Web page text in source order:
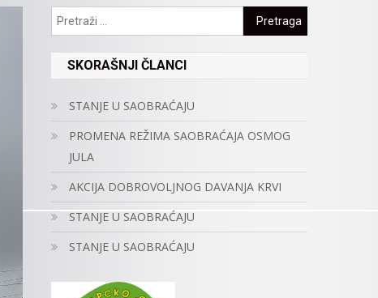
Pretraga:
SKORAŠNJI ČLANCI
STANJE U SAOBRAĆAJU
PROMENA REŽIMA SAOBRAĆAJA OSMOG
JULA
AKCIJA DOBROVOLJNOG DAVANJA KRVI
STANJE U SAOBRAĆAJU
STANJE U SAOBRAĆAJU